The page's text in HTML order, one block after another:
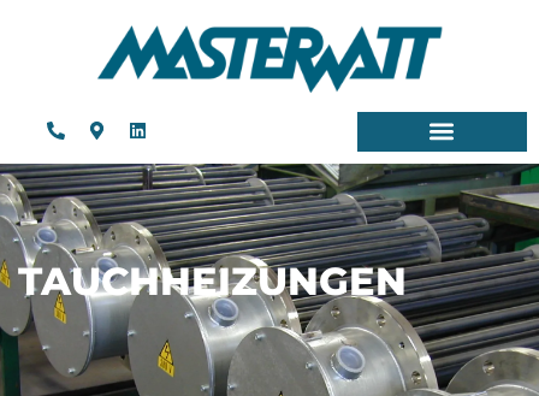
TAUCHHEIZUNGEN